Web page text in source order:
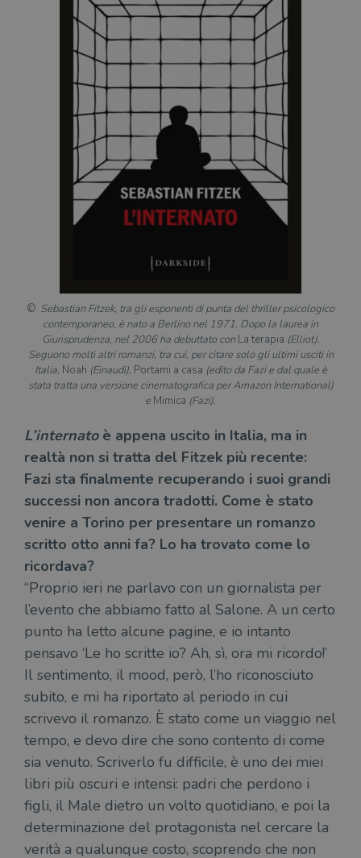
Sebastian Fitzek, tra gli esponenti di punta del thriller psicologico
contemporaneo, è nato a Berlino nel 1971. Dopo la laurea in
Giurisprudenza, nel 2006 ha debuttato conLa terapia (Elliot).
Seguono molti altri romanzi, tra cui, per citare solo gli ultimi usciti in
Italia, Noah (Einaudi), Portami a casa (edito da Fazi e dal quale è
stata tratta una versione cinematografica per Amazon International)
e Mimica (Fazi).
L’internatoè appena uscito in Italia, ma in
realtà non si tratta del Fitzek più recente:
Fazi sta finalmente recuperando i suoi grandi
successi non ancora tradotti. Come è stato
venire a Torino per presentare un romanzo
scritto otto anni fa? Lo ha trovato come lo
ricordava?
“Proprio ieri ne parlavo con un giornalista per
l’evento che abbiamo fatto al Salone. A un certo
punto ha letto alcune pagine, e io intanto
pensavo ‘Le ho scritte io? Ah, sì, ora mi ricordo!’
Il sentimento, il mood, però, l’ho riconosciuto
subito, e mi ha riportato al periodo in cui
scrivevo il romanzo. È stato come un viaggio nel
tempo, e devo dire che sono contento di come
sia venuto. Scriverlo fu difficile, è uno dei miei
libri più oscuri e intensi: padri che perdono i
figli, il Male dietro un volto quotidiano, e poi la
determinazione del protagonista nel cercare la
verità a qualunque costo, scoprendo che non